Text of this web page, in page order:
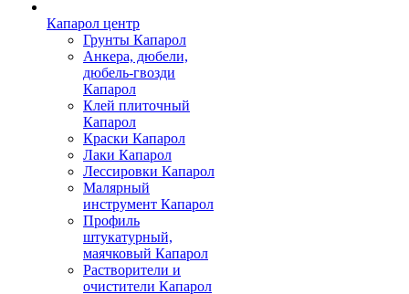
Капарол центр
Грунты Капарол
Анкера, дюбели,
дюбель-гвозди
Капарол
Клей плиточный
Капарол
Краски Капарол
Лаки Капарол
Лессировки Капарол
Малярный
инструмент Капарол
Профиль
штукатурный,
маячковый Капарол
Растворители и
очистители Капарол